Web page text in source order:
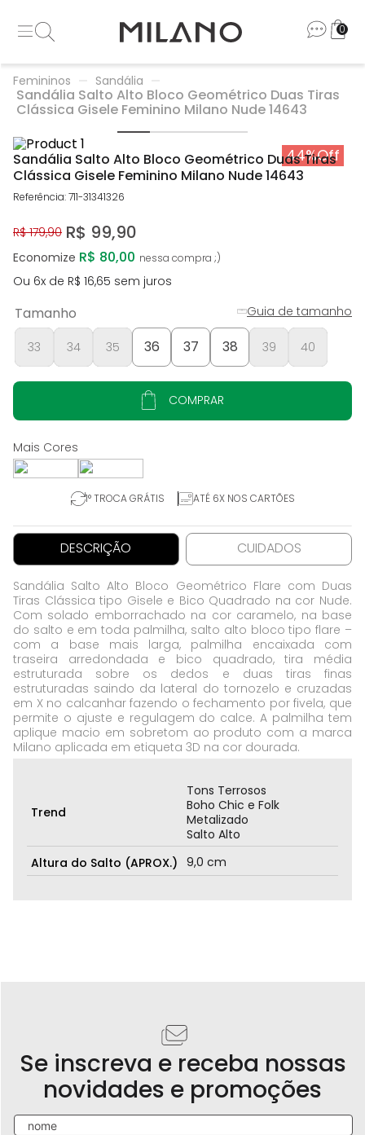
0
Femininos Sandália
Sandália Salto Alto Bloco Geométrico Duas Tiras
Clássica Gisele Feminino Milano Nude 14643
44%Off
Sandália Salto Alto Bloco Geométrico Duas Tiras
Clássica Gisele Feminino Milano Nude 14643
Referência:711-31341326
R$ 179,90 R$ 99,90
Economize R$ 80,00
Ou 6x de R$ 16,65 sem juros
Tamanho
33 34 35 36 37 38 39 40
Guia de tamanho
COMPRAR
1° TROCA GRÁTIS ATÉ 6X NOS CARTÕES
DESCRIÇÃO CUIDADOS
Sandália Salto Alto Bloco Geométrico Flare com Duas
Tiras Clássica tipo Gisele e Bico Quadrado na cor Nude.
Com solado emborrachado na cor caramelo, na base
do salto e em toda palmilha, salto alto bloco tipo flare –
com a base mais larga, palmilha encaixada com
traseira arredondada e bico quadrado, tira média
estruturada sobre os dedos e duas tiras finas
estruturadas saindo da lateral do tornozelo e cruzadas
em X no calcanhar fazendo o fechamento por fivela, que
permite o ajuste e regulagem do calce. A palmilha tem
aplique macio em sobretom ao produto com a marca
Milano aplicada em etiqueta 3D na cor dourada.
Trend
Tons Terrosos
Boho Chic e Folk
Metalizado
Salto Alto
Altura do Salto (APROX.) 9,0 cm
Se inscreva e receba nossas
novidades e promoções